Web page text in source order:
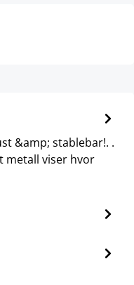
&amp; stablebar!. .
metall viser hvor